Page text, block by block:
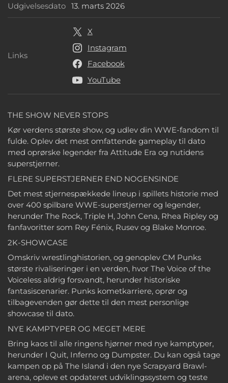
THE SHOW NEVER STOPS
Kør verdens største show, og udlev din WWE-fandom til
fulde. Oplev det mest omfattende gameplay til dato
med oprørske legender fra Attitude Era og nutidens
superstjerner.
FLERE SUPERSTJERNER END NOGENSINDE
Det mest stjernespækkede lineup i spillets historie med
over 400 spilbare WWE-superstjerner og legender,
herunder The Rock, Triple H, John Cena, Rhea Ripley og
fanfavoritter som Rey Fénix, Rusev og Blake Monroe.
2K-SHOWCASE
Omskriv wrestlinghistorien, og genoplev CM Punks
største rivaliseringer i en verden, hvor The Voice of the
Voiceless aldrig forsvandt, herunder historiske
fantasiscenarier. Punks kometkarriere, oprør og
tilbagevenden gør dette til den mest personlige
showcase til dato.
NYE KAMPTYPER OG MEGET MERE
Bring kaos til alle ringens hjørner med nye kamptyper,
herunder I Quit, Inferno og Dumpster. Du kan også tage
kampen op på The Island i den nye Scrapyard Brawl-
arena, opleve et opdateret udviklingssystem og teste
Udgivelsesdato Udgivelsesdato
13. marts 2026
Links Links
X
Instagram
Facebook
YouTube